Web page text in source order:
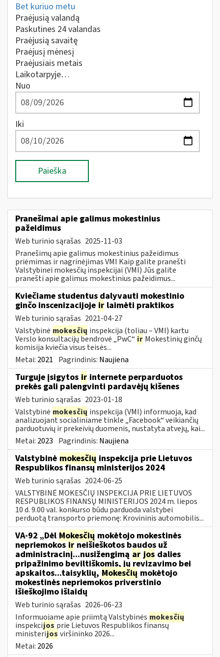
Bet kuriuo metu
Praėjusią valandą
Paskutines 24 valandas
Praėjusią savaitę
Praėjusį mėnesį
Praėjusiais metais
Laikotarpyje…
Nuo
Iki
Paieška
Pranešimai apie galimus mokestinius
pažeidimus
Web turinio sąrašas 2025-11-03
Pranešimų apie galimus mokestinius pažeidimus
priėmimas ir nagrinėjimas VMI Kaip galite pranešti
Valstybinei mokesčių inspekcijai (VMI) Jūs galite
pranešti apie galimus mokestinius pažeidimus...
Kviečiame studentus dalyvauti mokestinio
ginčo inscenizacijoje ir laimėti praktikos
Web turinio sąrašas 2021-04-27
Valstybinė mokesčių inspekcija (toliau – VMI) kartu
Verslo konsultacijų bendrovė „PwC“ ir Mokestinių ginčų
komisija kviečia visus teisės...
Metai: 2021 Pagrindinis: Naujiena
Turguje įsigytos ir internete perparduotos
prekės gali palengvinti pardavėjų kišenes
Web turinio sąrašas 2023-01-18
Valstybinė mokesčių inspekcija (VMI) informuoja, kad
analizuojant socialiniame tinkle „Facebook“ veikiančių
parduotuvių ir prekeivių duomenis, nustatyta atvejų, kai...
Metai: 2023 Pagrindinis: Naujiena
Valstybinė mokesčių inspekcija prie Lietuvos
Respublikos finansų ministerijos 2024
Web turinio sąrašas 2024-06-25
VALSTYBINĖ MOKESČIŲ INSPEKCIJA PRIE LIETUVOS
RESPUBLIKOS FINANSŲ MINISTERIJOS 2024 m. liepos
10 d. 9.00 val. konkurso būdu parduoda valstybei
perduotą transporto priemonę: Krovininis automobilis...
VA-92 „Dėl Mokesčių mokėtojo mokestinės
nepriemokosirneišieškotos baudos už
administracinį...nusižengimą ar jos dalies
pripažinimo beviltiškomis, jų revizavimo bei
apskaitos...taisyklių, Mokesčių mokėtojo
mokestinės nepriemokos priverstinio
išieškojimo išlaidų
Web turinio sąrašas 2026-06-23
Informuojame apie priimtą Valstybinės mokesčių
inspekcijos prie Lietuvos Respublikos finansų
ministerijos viršininko 2026...
Metai: 2026